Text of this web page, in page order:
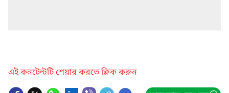
এই কনটেন্টটি শেয়ার করতে ক্লিক করুন